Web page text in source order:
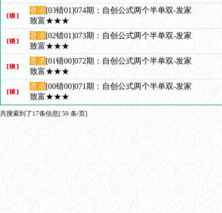
香港[03错01]074期：自创公式两个半单双-发家
致富★★★
香港[02错01]073期：自创公式两个半单双-发家
致富★★★
香港[01错00]072期：自创公式两个半单双-发家
致富★★★
香港[00错00]071期：自创公式两个半单双-发家
致富★★★
共搜索到了17条信息[ 50 条/页]